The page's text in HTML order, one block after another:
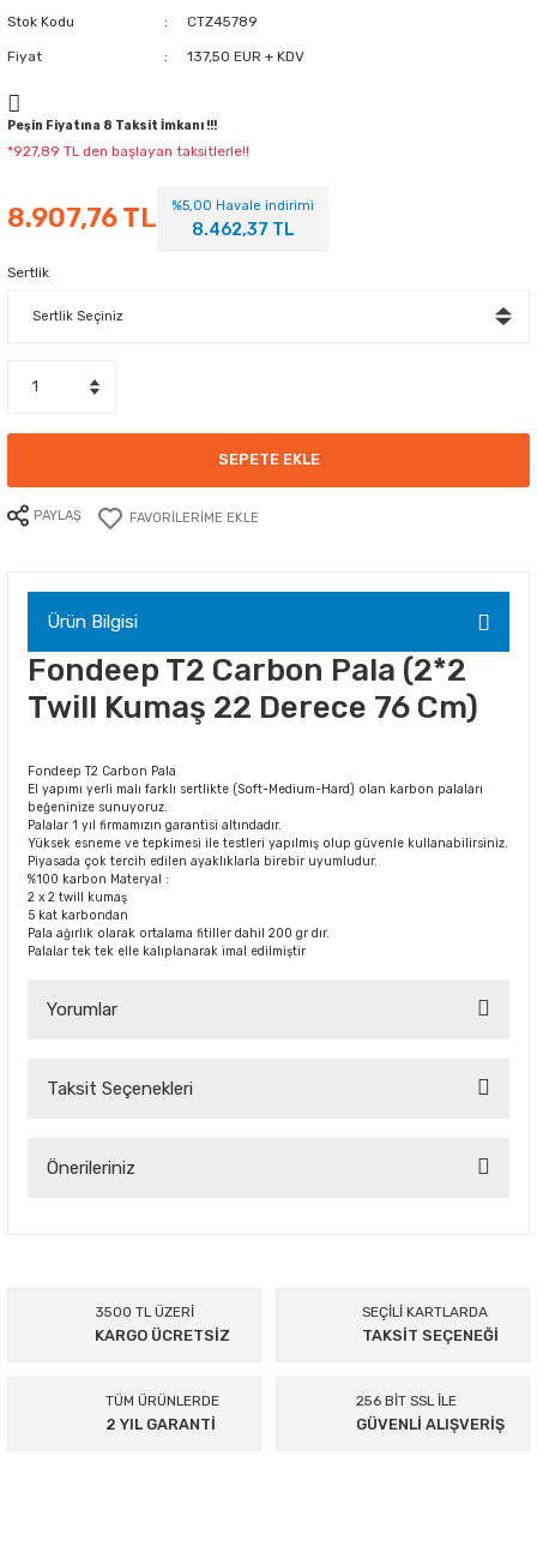
Stok Kodu CTZ45789
Fiyat 137,50 EUR + KDV
Peşin Fiyatına 8 Taksit İmkanı !!!
*927,89 TL den başlayan taksitlerle!!
8.907,76 TL %5,00 Havale indirimi
8.462,37 TL
Sertlik
SEPETE EKLE
PAYLAŞ
Ürün Bilgisi
Fondeep T2 Carbon Pala (2*2
Twill Kumaş 22 Derece 76 Cm)
Fondeep T2 Carbon Pala
El yapımı yerli malı farklı sertlikte (Soft-Medium-Hard) olan karbon palaları
beğeninize sunuyoruz.
Palalar 1 yıl firmamızın garantisi altındadır.
Yüksek esneme ve tepkimesi ile testleri yapılmış olup güvenle kullanabilirsiniz.
Piyasada çok tercih edilen ayaklıklarla birebir uyumludur.
%100 karbon Materyal :
2 x 2 twill kumaş
5 kat karbondan
Pala ağırlık olarak ortalama fitiller dahil 200 gr dır.
Palalar tek tek elle kalıplanarak imal edilmiştir
Yorumlar
Bu ürüne ilk yorumu siz yapın!
Taksit Seçenekleri
Önerileriniz
Ürün resmi kalitesiz, bozuk veya görüntülenemiyor.
Ürün bilgilerinde hatalar bulunuyor.
3500 TL ÜZERİ
KARGO ÜCRETSİZ
SEÇİLİ KARTLARDA
TAKSİT SEÇENEĞİ
TÜM ÜRÜNLERDE
2 YIL GARANTİ
256 BİT SSL İLE
GÜVENLİ ALIŞVERİŞ